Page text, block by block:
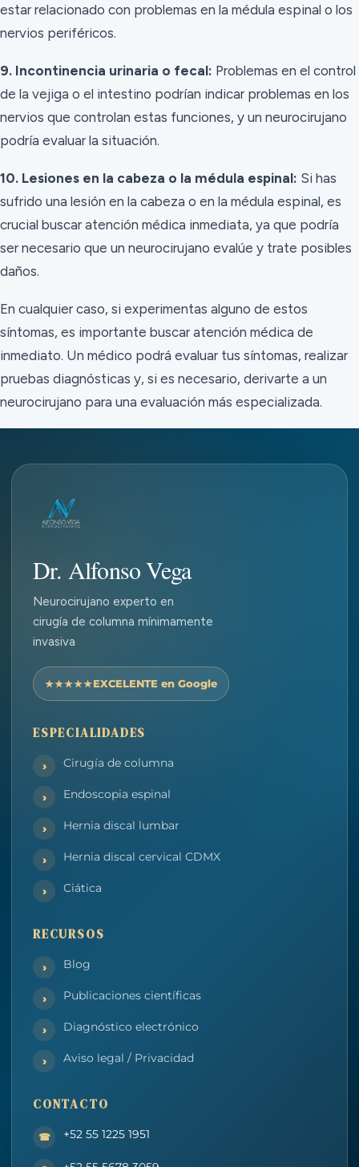
estar relacionado con problemas en la médula espinal o los
nervios periféricos.
9. Incontinencia urinaria o fecal: Problemas en el control
de la vejiga o el intestino podrían indicar problemas en los
nervios que controlan estas funciones, y un neurocirujano
podría evaluar la situación.
10. Lesiones en la cabeza o la médula espinal: Si has
sufrido una lesión en la cabeza o en la médula espinal, es
crucial buscar atención médica inmediata, ya que podría
ser necesario que un neurocirujano evalúe y trate posibles
daños.
En cualquier caso, si experimentas alguno de estos
síntomas, es importante buscar atención médica de
inmediato. Un médico podrá evaluar tus síntomas, realizar
pruebas diagnósticas y, si es necesario, derivarte a un
neurocirujano para una evaluación más especializada.
Dr. Alfonso Vega
Neurocirujano experto en
cirugía de columna mínimamente
invasiva
EXCELENTE en Google
ESPECIALIDADES
Cirugía de columna
Endoscopia espinal
Hernia discal lumbar
Hernia discal cervical CDMX
Ciática
RECURSOS
Blog
Publicaciones científicas
Diagnóstico electrónico
Aviso legal / Privacidad
CONTACTO
+52 55 1225 1951